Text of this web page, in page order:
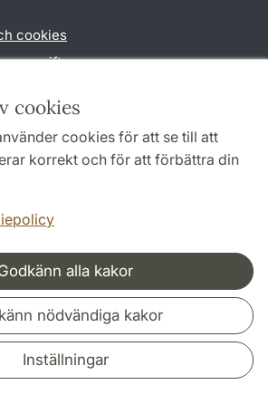
cookies
cookies för att se till att
korrekt och för att förbättra din
alla kakor
nödvändiga kakor
Inställningar
cookies
och nätverk